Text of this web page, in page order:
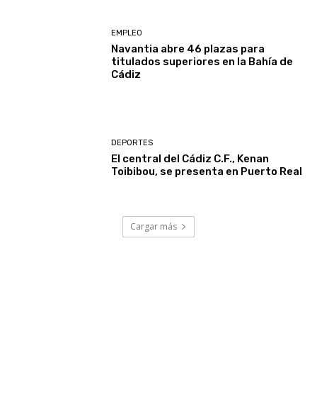
EMPLEO
Navantia abre 46 plazas para
titulados superiores en la Bahía de
Cádiz
DEPORTES
El central del Cádiz C.F., Kenan
Toibibou, se presenta en Puerto Real
Cargar más